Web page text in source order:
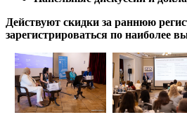
Действуют скидки за раннюю
зарегистрироваться по наиболее